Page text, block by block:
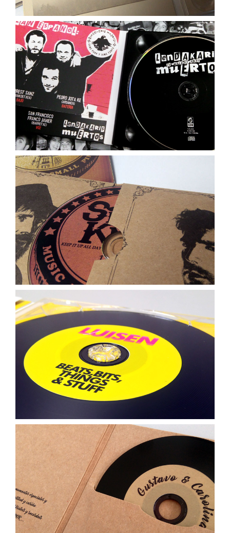
Jo and Swiss Knife
Luisen
Mariage Gustavo et Caroline
Voltaire